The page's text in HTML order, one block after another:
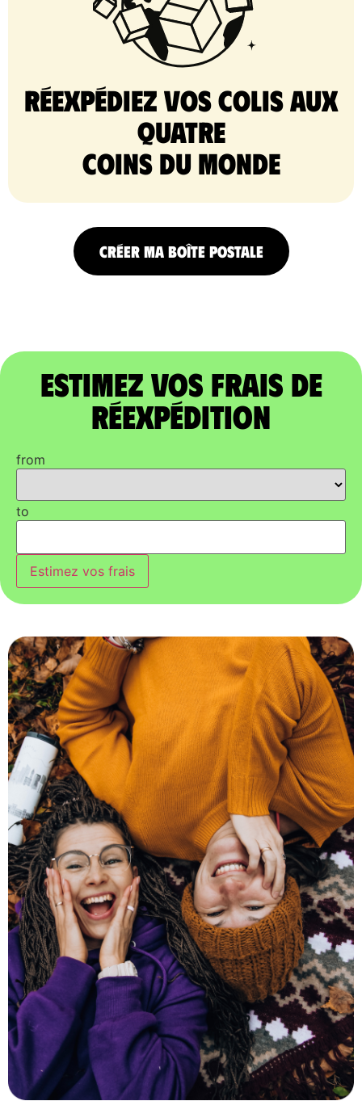
Réexpédiez vos colis aux
quatre
coins du monde
CRÉER MA BOÎTE POSTALE
Estimez vos frais de
réexpédition
from
to
Estimez vos frais